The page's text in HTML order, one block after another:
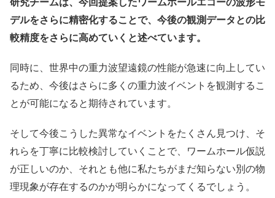
デルをさらに精密化することで、今後の観測データとの比
較精度をさらに高めていくと述べています。
同時に、世界中の重力波望遠鏡の性能が急速に向上してい
るため、今後はさらに多くの重力波イベントを観測するこ
とが可能になると期待されています。
そして今後こうした異常なイベントをたくさん見つけ、そ
れらを丁寧に比較検討していくことで、ワームホール仮説
が正しいのか、それとも他に私たちがまだ知らない別の物
理現象が存在するのかが明らかになってくるでしょう。